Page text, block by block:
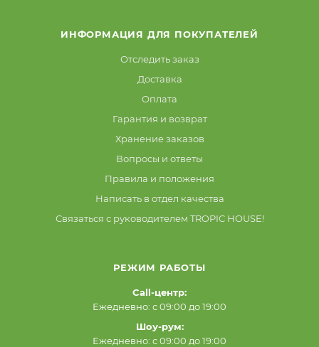
ИНФОРМАЦИЯ ДЛЯ ПОКУПАТЕЛЕЙ
Отследить заказ
Доставка
Оплата
Гарантия и возврат
Хранение заказов
Вопросы и ответы
Правила и положения
Написать в отдел качества
Связаться с руководителем TROPIC HOUSE!
РЕЖИМ РАБОТЫ
Call-центр:
Ежедневно: с 09:00 до 19:00
Шоу-рум:
Ежедневно: с 09:00 до 19:00